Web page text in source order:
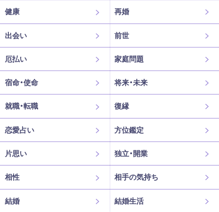
健康 再婚
出会い 前世
厄払い 家庭問題
宿命・使命 将来・未来
就職・転職 復縁
恋愛占い 方位鑑定
片思い 独立・開業
相性 相手の気持ち
結婚 結婚生活